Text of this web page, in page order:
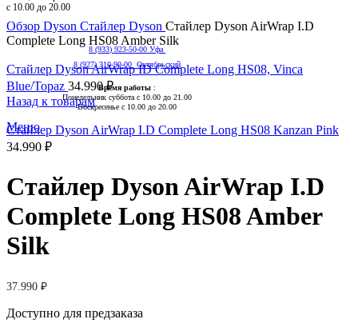
с 10.00 до 20.00
8 (933) 923-50-00 Уфа
8 (927) 310-90-00 Октябрьский
Время работы :
Понедельник суббота с 10.00 до 21.00
Воскресенье с 10.00 до 20.00
Меню
Нажмите, чтобы увеличить
Обзор Dyson Стайлер Dyson Стайлер Dyson AirWrap I.D
Complete Long HS08 Amber Silk
Стайлер Dyson AirWrap ID Complete Long HS08, Vinca
Blue/Topaz 34.990₽
Назад к товарам
Стайлер Dyson AirWrap I.D Complete Long HS08 Kanzan Pink
34.990 ₽
Стайлер Dyson AirWrap I.D
Complete Long HS08 Amber
Silk
37.990 ₽
Доступно для предзаказа